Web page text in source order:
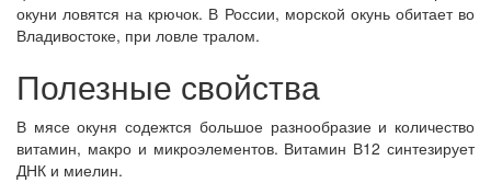
окуни ловятся на крючок. В России, морской окунь обитает во
Владивостоке, при ловле тралом.
Полезные свойства
В мясе окуня содежтся большое разнообразие и количество
витамин, макро и микроэлементов. Витамин В12 синтезирует
ДНК и миелин.